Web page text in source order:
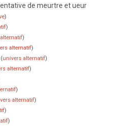
de meurtre et ueur
)
)
)
alternatif)
(univers alternatif)
alternatif)
)
alternatif)
)
)